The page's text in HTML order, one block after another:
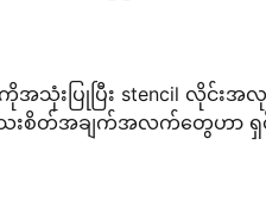
းကိုအသုံးပြုပြီး stencil
းစိတ်အချက်အလက်တွေဟာ ရှင်